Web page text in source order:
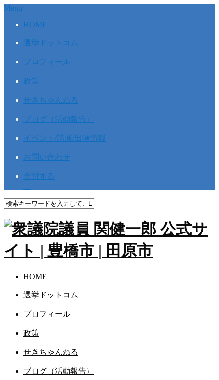
Menu
HOME
選挙ドットコム
プロフィール
政策
せきちゃんねる
ブログ（活動報告）
イベント/講演/出演情報
お問い合わせ
寄付する
HOME
選挙ドットコム
プロフィール
政策
せきちゃんねる
ブログ（活動報告）